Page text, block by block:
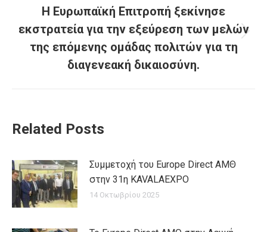
Next
post:
Η Ευρωπαϊκή Επιτροπή ξεκίνησε
εκστρατεία για την εξεύρεση των μελών
της επόμενης ομάδας πολιτών για τη
διαγενεακή δικαιοσύνη.
Related Posts
Συμμετοχή του Europe Direct ΑΜΘ
στην 31η KAVALAEXPO
14 Οκτωβρίου 2025